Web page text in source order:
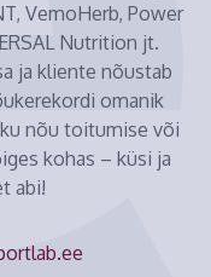
VemoHerb, Power
Nutrition jt.
ja kliente nõustab
omanik
nõu toitumise või
kohas – küsi ja
abi!